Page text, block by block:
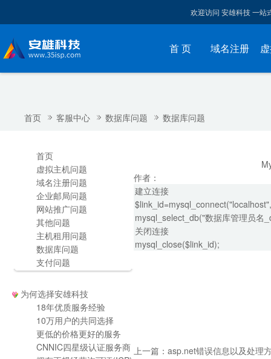
欢迎访问 安雄科技 一站
首 页 域名注册
首页 客服中心 数据库问题 数据库问题
首页
虚拟主机问题
域名注册问题
企业邮局问题
网站推广问题
其他问题
主机租用问题
数据库问题
支付问题
为何选择安雄科技
18年优质服务经验
10万用户的共同选择
更低的价格更好的服务
CNNIC四星级认证服务商
作者：
建立连接
mysql_select_db("数据库管理员名
关闭连接
mysql_close($link_id);
上一篇： asp.net错误信息以及处理